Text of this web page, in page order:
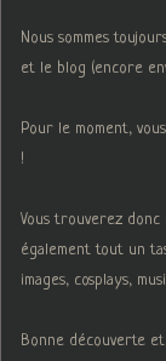
Nous sommes
et le blog (encore
Pour le moment,
!
Vous trouverez donc
également tout un
images, cosplays,
Bonne découverte